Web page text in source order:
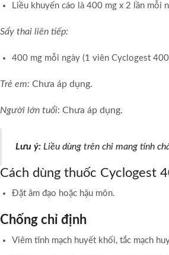
Liều khuyến cáo là 400 mg x 2 lần mỗi
Sẩy thai liên tiếp:
400 mg mỗi ngày (1 viên Cyclogest
Trẻ em: Chưa áp dụng.
Người lớn tuổi: Chưa áp dụng.
Lưu ý: Liều dùng trên chỉ mang tính
Cách dùng thuốc Cyclogest
Đặt âm đạo hoặc hậu môn.
Chống chỉ định
Viêm tĩnh mạch huyết khối, tắc mạch